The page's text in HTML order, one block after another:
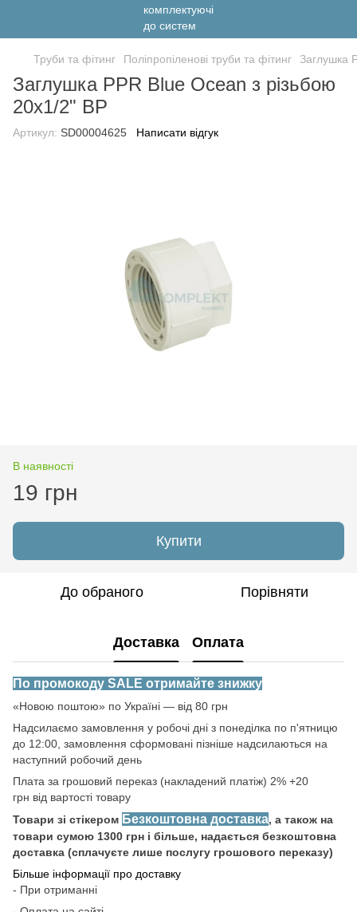
Труби та фітинг Поліпропіленові труби та фітинг Заглушка
Заглушка PPR Blue Ocean з різьбою
20х1/2" ВР
Артикул: SD00004625 Написати відгук
В наявності
19 грн
Купити
До обраного Порівняти
Доставка Оплата
По промокоду SALE отримайте знижку
«Новою поштою» по Україні — від 80 грн
Надсилаємо замовлення у робочі дні з понеділка по п'ятницю
до 12:00, замовлення сформовані пізніше надсилаються на
наступний робочий день
Плата за грошовий переказ (накладений платіж) 2% +20
грн від вартості товару
Товари зі стікером Безкоштовна доставка, а також на
товари сумою 1300 грн і більше, надається безкоштовна
доставка (сплачуєте лише послугу грошового переказу)
Більше інформації про доставку
- При отриманні